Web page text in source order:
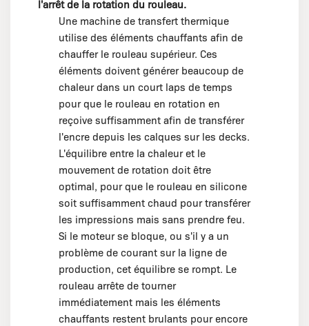
l'arrêt de la rotation du rouleau.
Une machine de transfert thermique
utilise des éléments chauffants afin de
chauffer le rouleau supérieur. Ces
éléments doivent générer beaucoup de
chaleur dans un court laps de temps
pour que le rouleau en rotation en
reçoive suffisamment afin de transférer
l'encre depuis les calques sur les decks.
L'équilibre entre la chaleur et le
mouvement de rotation doit être
optimal, pour que le rouleau en silicone
soit suffisamment chaud pour transférer
les impressions mais sans prendre feu.
Si le moteur se bloque, ou s'il y a un
problème de courant sur la ligne de
production, cet équilibre se rompt. Le
rouleau arrête de tourner
immédiatement mais les éléments
chauffants restent brulants pour encore